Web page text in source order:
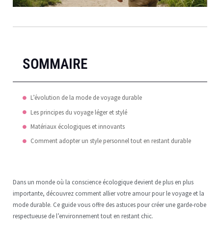
SOMMAIRE
L’évolution de la mode de voyage durable
Les principes du voyage léger et stylé
Matériaux écologiques et innovants
Comment adopter un style personnel tout en restant durable
Dans un monde où la conscience écologique devient de plus en plus
importante, découvrez comment allier votre amour pour le voyage et la
mode durable. Ce guide vous offre des astuces pour créer une garde-robe
respectueuse de l’environnement tout en restant chic.